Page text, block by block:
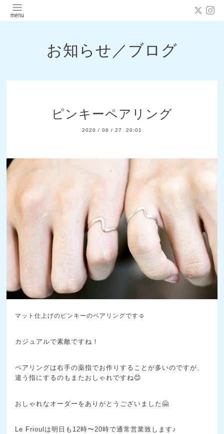
お知らせ／ブログ
ピンキーペアリング
2020 / 06 / 27 20:01
マット仕上げのピンキーのペアリングです☺️
カジュアルで素敵ですね！
ペアリングは右手の薬指でお作りすることが多いのですが、
違う指にするのもまたおしゃれですね😊
おしゃれなオーダーをありがとうございました🤗
Le Frioulは明日も12時〜20時で通常営業致します♪